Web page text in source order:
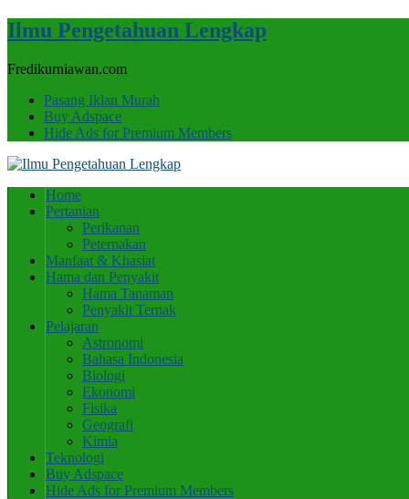
Ilmu Pengetahuan Lengkap
Fredikurniawan.com
Pasang Iklan Murah
Buy Adspace
Hide Ads for Premium Members
Home
Pertanian
Perikanan
Peternakan
Manfaat & Khasiat
Hama dan Penyakit
Hama Tanaman
Penyakit Ternak
Pelajaran
Astronomi
Bahasa Indonesia
Biologi
Ekonomi
Fisika
Geografi
Kimia
Teknologi
Buy Adspace
Hide Ads for Premium Members